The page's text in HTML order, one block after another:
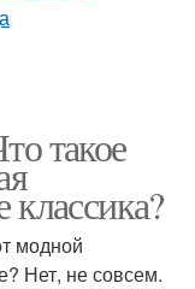
такое
классика?
модной
Нет, не совсем.